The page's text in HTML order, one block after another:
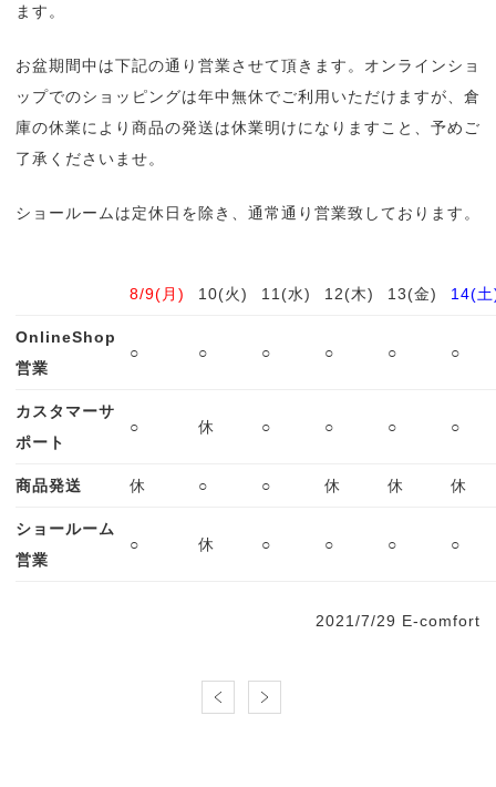
ます。
お盆期間中は下記の通り営業させて頂きます。オンラインショ
ップでのショッピングは年中無休でご利用いただけますが、倉
庫の休業により商品の発送は休業明けになりますこと、予めご
了承くださいませ。
ショールームは定休日を除き、通常通り営業致しております。
8/9(月) 10(火) 11(水) 12(木) 13(金) 14(
OnlineShop
営業
○ ○ ○ ○ ○ ○
カスタマーサ
ポート
○ 休 ○ ○ ○ ○
商品発送 休 ○ ○ 休 休 休
ショールーム
営業
○ 休 ○ ○ ○ ○
2021/7/29 E-comfort